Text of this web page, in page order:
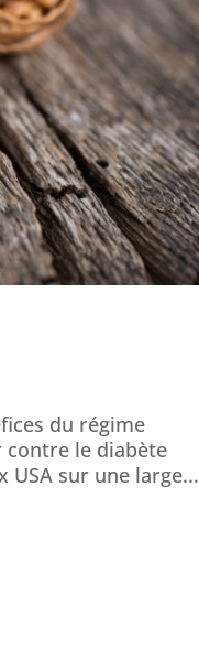
du régime
contre le diabète
sur une large...